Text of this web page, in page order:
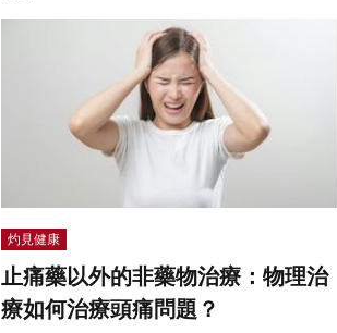
灼見健康
止痛藥以外的非藥物治療：物理治
療如何治療頭痛問題？